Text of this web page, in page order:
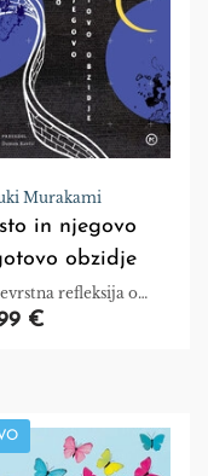
Murakami
in njegovo
obzidje
refleksija o
notranjih svetov.
€